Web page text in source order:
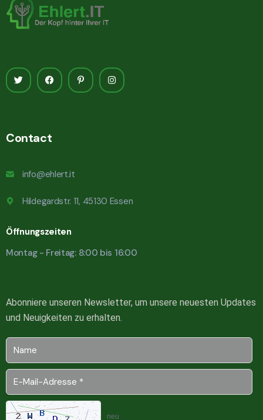
Contact
info@ehlert.it
Hildegardstr. 11, 45130 Essen
Öffnungszeiten
Montag - Freitag: 8:00 bis 16:00
Abonniere unseren Newsletter, um unsere neuesten Updates
und Neuigkeiten zu erhalten.
neu